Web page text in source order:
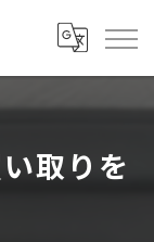
取りを